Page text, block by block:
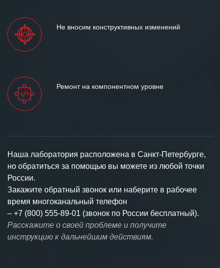
Не вносим конструктивных изменений
Ремонт на компонентном уровне
Наша лаборатория расположена в Санкт-Петербурге,
но обратиться за помощью вы можете из любой точки
России.
Закажите обратный звонок или наберите в рабочее
время многоканальный телефон
– +7 (800) 555-89-01 (звонок по России бесплатный).
Расскажите о своей проблеме и получите
инструкцию к дальнейшим действиям.